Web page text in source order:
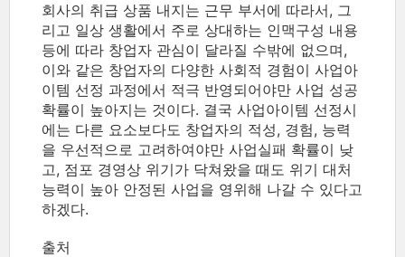
회사의 취급 상품 내지는 근무 부서에 따라서, 그
리고 일상 생활에서 주로 상대하는 인맥구성 내용
등에 따라 창업자 관심이 달라질 수밖에 없으며,
이와 같은 창업자의 다양한 사회적 경험이 사업아
이템 선정 과정에서 적극 반영되어야만 사업 성공
확률이 높아지는 것이다. 결국 사업아이템 선정시
에는 다른 요소보다도 창업자의 적성, 경험, 능력
을 우선적으로 고려하여야만 사업실패 확률이 낮
고, 점포 경영상 위기가 닥쳐왔을 때도 위기 대처
능력이 높아 안정된 사업을 영위해 나갈 수 있다고
하겠다.
출처